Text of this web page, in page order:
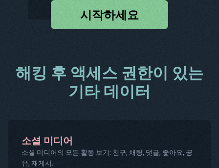
시작하세요
해킹 후 액세스 권한이 있는
기타 데이터
소셜 미디어
소셜 미디어의 모든 활동 보기: 친구, 채팅, 댓글, 좋아요, 공
유, 재게시.